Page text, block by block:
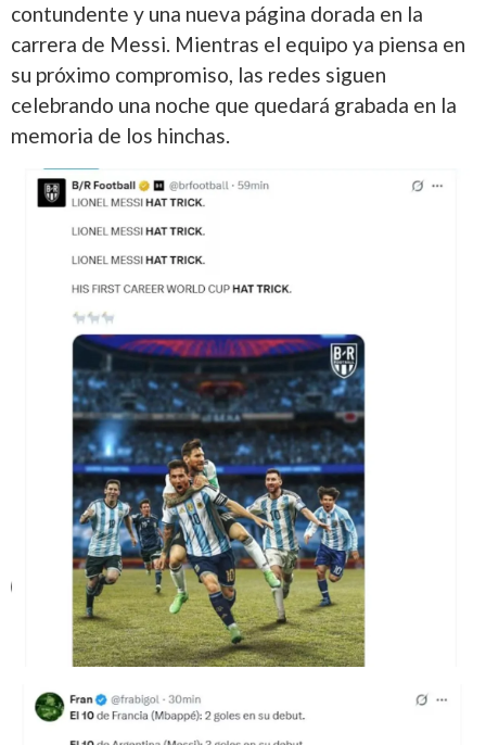
contundente y una nueva página dorada en la
carrera de Messi. Mientras el equipo ya piensa en
su próximo compromiso, las redes siguen
celebrando una noche que quedará grabada en la
memoria de los hinchas.